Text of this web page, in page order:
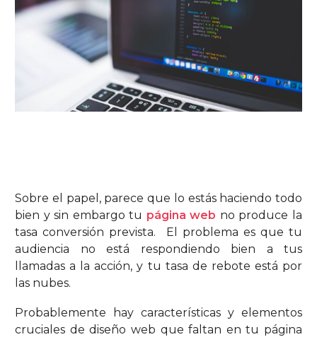
Sobre el papel, parece que lo estás haciendo todo
bien y sin embargo tu página web no produce la
tasa conversión prevista. El problema es que tu
audiencia no está respondiendo bien a tus
llamadas a la acción, y tu tasa de rebote está por
las nubes.
Probablemente hay características y elementos
cruciales de diseño web que faltan en tu página